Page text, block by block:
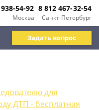
Москва
54-92
Санкт-Петербург
8 812 467-32-54
Задать вопрос
для
ДТП - бесплатная